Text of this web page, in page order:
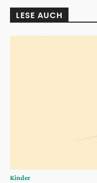
LESE AUCH
Kinder